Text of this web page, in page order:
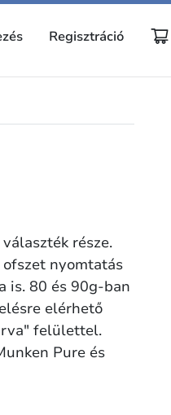
Regisztráció
része.
nyomtatás
is. 80 és 90g-ban
elérhető
felülettel.
Pure és